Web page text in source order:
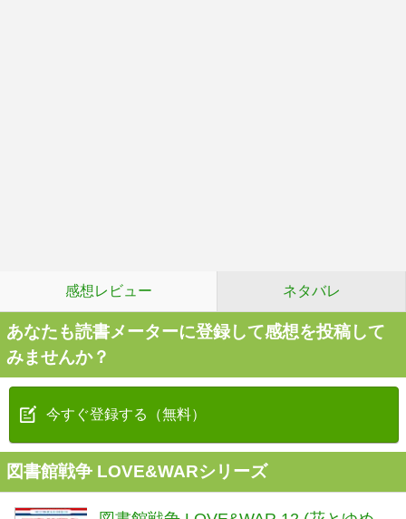
感想レビュー ネタバレ
あなたも読書メーターに登録して感想を投稿して
みませんか？
今すぐ登録する（無料）
図書館戦争 LOVE&WARシリーズ